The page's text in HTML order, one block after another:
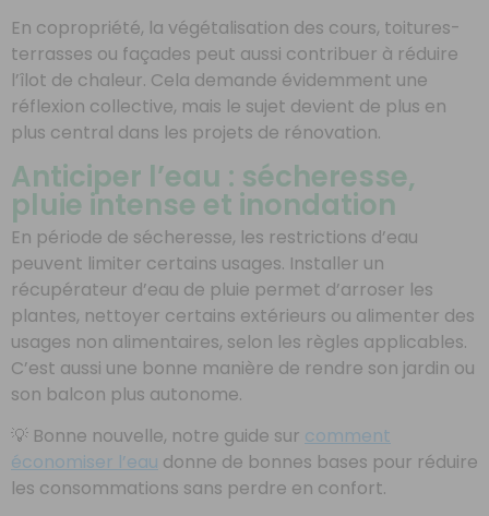
En copropriété, la végétalisation des cours, toitures-
terrasses ou façades peut aussi contribuer à réduire
l’îlot de chaleur. Cela demande évidemment une
réflexion collective, mais le sujet devient de plus en
plus central dans les projets de rénovation.
Anticiper l’eau : sécheresse,
pluie intense et inondation
En période de sécheresse, les restrictions d’eau
peuvent limiter certains usages. Installer un
récupérateur d’eau de pluie permet d’arroser les
plantes, nettoyer certains extérieurs ou alimenter des
usages non alimentaires, selon les règles applicables.
C’est aussi une bonne manière de rendre son jardin ou
son balcon plus autonome.
💡 Bonne nouvelle, notre guide sur comment
économiser l’eau donne de bonnes bases pour réduire
les consommations sans perdre en confort.